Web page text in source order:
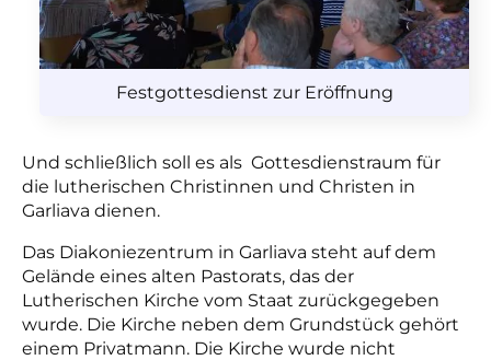
Festgottesdienst zur Eröffnung
Und schließlich soll es als Gottesdienstraum für
die lutherischen Christinnen und Christen in
Garliava dienen.
Das Diakoniezentrum in Garliava steht auf dem
Gelände eines alten Pastorats, das der
Lutherischen Kirche vom Staat zurückgegeben
wurde. Die Kirche neben dem Grundstück gehört
einem Privatmann. Die Kirche wurde nicht